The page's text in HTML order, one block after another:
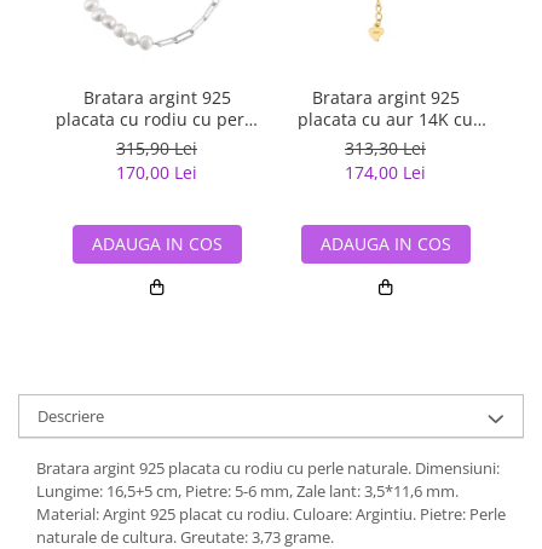
Bratara argint 925
placata cu rodiu cu perle
naturale
315,90 Lei
170,00 Lei
ADAUGA IN COS
Bratara argint 925
placata cu aur 14K cu
perle naturale
313,30 Lei
174,00 Lei
ADAUGA IN COS
Descriere
Bratara argint 925 placata cu rodiu cu perle naturale. Dimensiuni:
Lungime: 16,5+5 cm, Pietre: 5-6 mm, Zale lant: 3,5*11,6 mm.
Material: Argint 925 placat cu rodiu. Culoare: Argintiu. Pietre: Perle
naturale de cultura. Greutate: 3,73 grame.